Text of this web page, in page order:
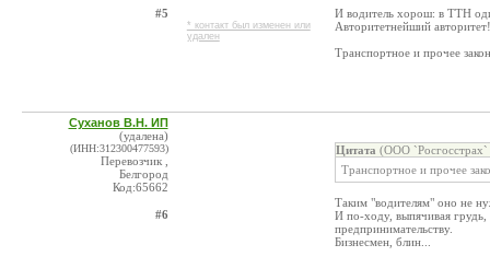
#5
* контакт был изменен или
удален
И водитель хорош: в ТТН
Авторитетнейший авторитет!
Транспортное и прочее
Суханов В.Н. ИП
(удалена)
(ИНН:312300477593)
Перевозчик ,
Белгород
Код:65662
#6
Цитата (ООО
Транспортное и прочее
Таким "водителям" оно не
И по-ходу, выпячивая грудь,
предпринимательству.
Бизнесмен, блин...